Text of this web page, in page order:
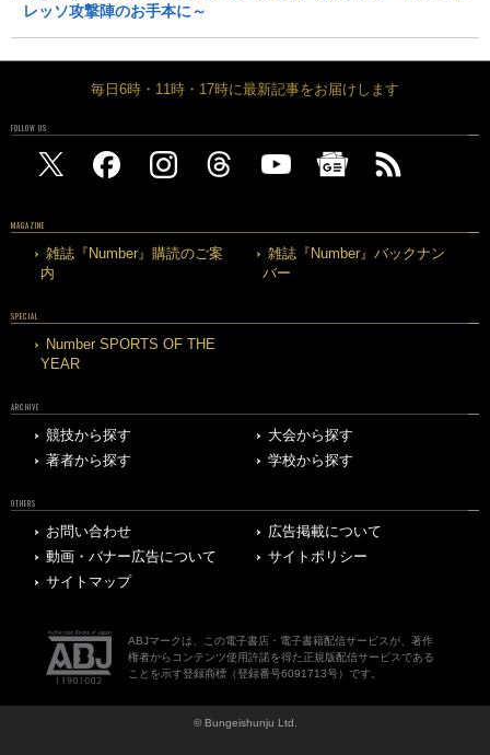
レッソ攻撃陣のお手本に～
毎日6時・11時・17時に最新記事をお届けします
FOLLOW US
MAGAZINE
雑誌『Number』購読のご案
内
雑誌『Number』バックナン
バー
SPECIAL
Number SPORTS OF THE
YEAR
ARCHIVE
競技から探す
大会から探す
著者から探す
学校から探す
OTHERS
お問い合わせ
広告掲載について
動画・バナー広告について
サイトポリシー
サイトマップ
ABJマークは、この電子書店・電子書籍配信サービスが、著作
権者からコンテンツ使用許諾を得た正規版配信サービスである
ことを示す登録商標（登録番号6091713号）です。
© Bungeishunju Ltd.